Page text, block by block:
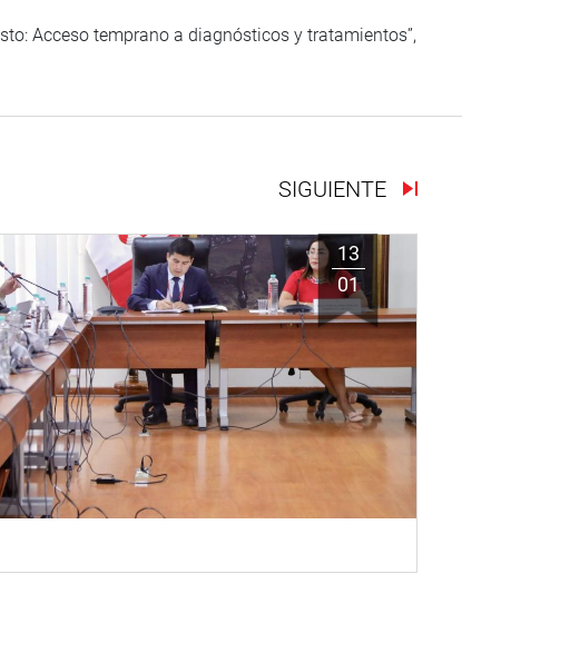
Acceso temprano a diagnósticos y tratamientos”,
SIGUIENTE
13
01